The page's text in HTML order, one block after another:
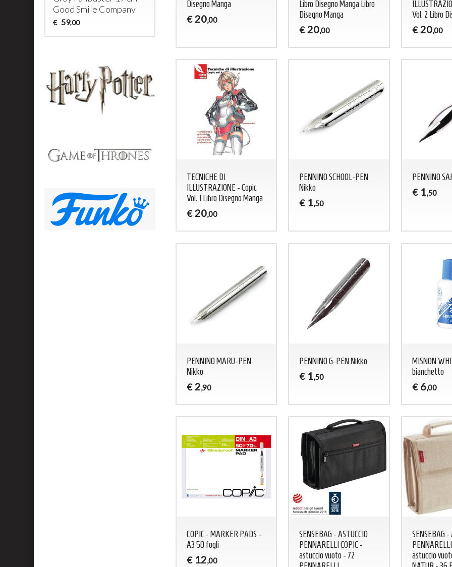
Disegno Manga
€ 20,00
Libro Disegno Manga Libro
Disegno Manga
€ 20,00
Vol. 2 Libro
€ 20,00
TECNICHE DI
ILLUSTRAZIONE - Copic
Vol. 1 Libro Disegno Manga
€ 20,00
PENNINO SCHOOL-PEN
Nikko
€ 1,50
PENNINO
€ 1,50
PENNINO MARU-PEN
Nikko
€ 2,90
PENNINO G-PEN Nikko
€ 1,50
MISNON
bianchetto
€ 6,00
COPIC - MARKER PADS -
A3 50 fogli
€ 12,00
SENSEBAG - ASTUCCIO
PENNARELLI COPIC -
astuccio vuoto - 72
SENSEBAG -
astuccio
Good Smile Company
€ 59,00